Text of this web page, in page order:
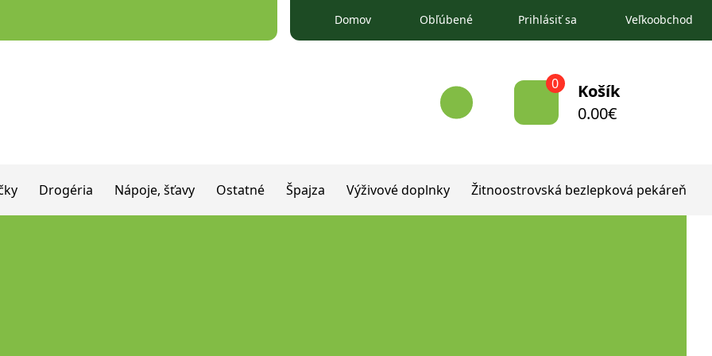
Domov Obľúbené Prihlásiť sa Veľkoobchod
0
Košík
0.00€
Drogéria Nápoje, šťavy Ostatné Špajza Výživové doplnky Žitnoostrovská bezlepková pekáreň